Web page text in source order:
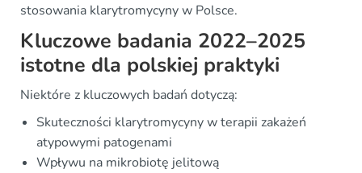
stosowania klarytromycyny w Polsce.
Kluczowe badania 2022–2025
istotne dla polskiej praktyki
Niektóre z kluczowych badań dotyczą:
Skuteczności klarytromycyny w terapii zakażeń
atypowymi patogenami
Wpływu na mikrobiotę jelitową